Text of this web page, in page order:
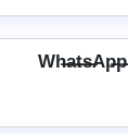
Wh̶a̶t̶s̶Ap̶p̶